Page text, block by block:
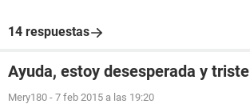
14 respuestas
Ayuda, estoy desesperada y triste
Mery180 - 7 feb 2015 a las 19:20